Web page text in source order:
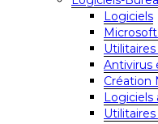
Logiciels
Antivirus
Création
Logiciels